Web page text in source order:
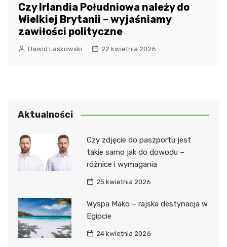
Czy Irlandia Południowa należy do
Wielkiej Brytanii – wyjaśniamy
zawiłości polityczne
Dawid Laskowski 22 kwietnia 2026
Aktualności
Czy zdjęcie do paszportu jest
takie samo jak do dowodu –
różnice i wymagania
25 kwietnia 2026
Wyspa Mako – rajska destynacja w
Egipcie
24 kwietnia 2026